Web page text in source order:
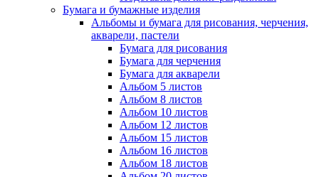
Бумага и бумажные изделия
Альбомы и бумага для рисования, черчения,
акварели, пастели
Бумага для рисования
Бумага для черчения
Бумага для акварели
Альбом 5 листов
Альбом 8 листов
Альбом 10 листов
Альбом 12 листов
Альбом 15 листов
Альбом 16 листов
Альбом 18 листов